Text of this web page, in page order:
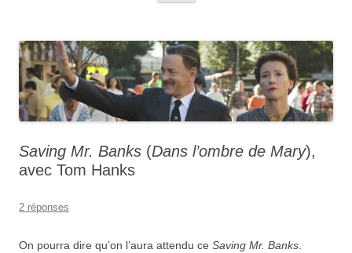
Saving Mr. Banks (Dans l’ombre de Mary),
avec Tom Hanks
2 réponses
On pourra dire qu’on l’aura attendu ce Saving Mr. Banks